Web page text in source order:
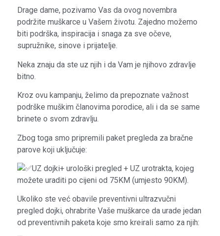
Drage dame, pozivamo Vas da ovog novembra
podržite muškarce u Vašem životu. Zajedno možemo
biti podrška, inspiracija i snaga za sve očeve,
supružnike, sinove i prijatelje.
Neka znaju da ste uz njih i da Vam je njihovo zdravlje
bitno.
Kroz ovu kampanju, želimo da prepoznate važnost
podrške muškim članovima porodice, ali i da se same
brinete o svom zdravlju.
Zbog toga smo pripremili paket pregleda za bračne
parove koji uključuje:
UZ dojki+ urološki pregled + UZ urotrakta, kojeg
možete uraditi po cijeni od 75KM (umjesto 90KM).
Ukoliko ste već obavile preventivni ultrazvučni
pregled dojki, ohrabrite Vaše muškarce da urade jedan
od preventivnih paketa koje smo kreirali samo za njih: